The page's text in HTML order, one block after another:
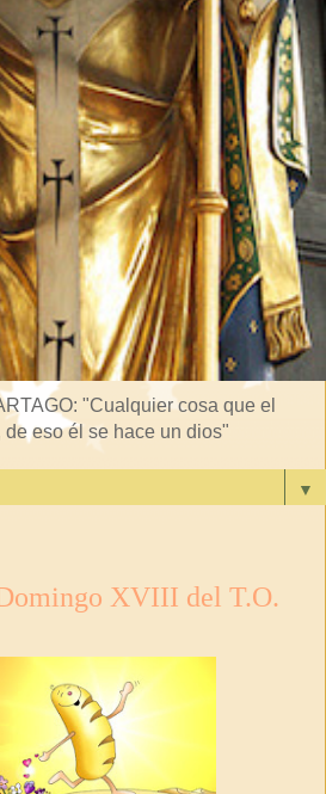
"Cualquier cosa que el
eso él se hace un dios"
▼
XVIII del T.O.